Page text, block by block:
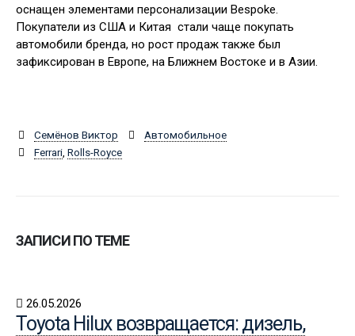
оснащен элементами персонализации Bespoke.
Покупатели из США и Китая стали чаще покупать
автомобили бренда, но рост продаж также был
зафиксирован в Европе, на Ближнем Востоке и в Азии.
Семёнов Виктор
Автомобильное
Ferrari, Rolls-Royce
ЗАПИСИ ПО ТЕМЕ
26.05.2026
Toyota Hilux возвращается: дизель,